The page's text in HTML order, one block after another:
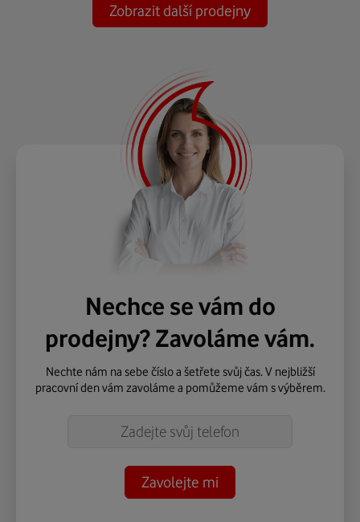
Zobrazit další prodejny
Nechce se vám do
prodejny? Zavoláme vám.
Nechte nám na sebe číslo a šetřete svůj čas. V nejbližší
pracovní den vám zavoláme a pomůžeme vám s výběrem.
Telefon